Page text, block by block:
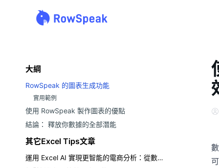
大綱
RowSpeak 的圖表生成功能
實用範例
使用 RowSpeak 製作圖表的優點
結論： 釋放你數據的全部潛能
其它Excel Tips文章
運用 Excel AI 實現更智能的電商分析：從數據混亂到清晰洞察